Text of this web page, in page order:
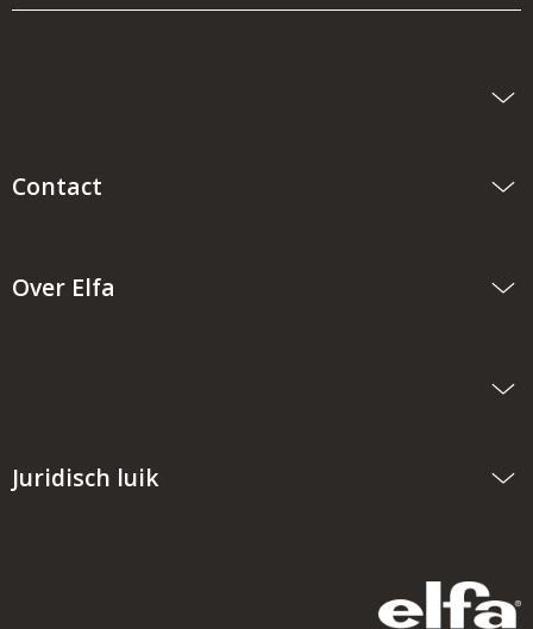
Contact
Over Elfa
Juridisch luik